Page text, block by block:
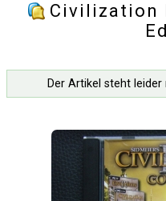
Civilization
Der Artikel steht